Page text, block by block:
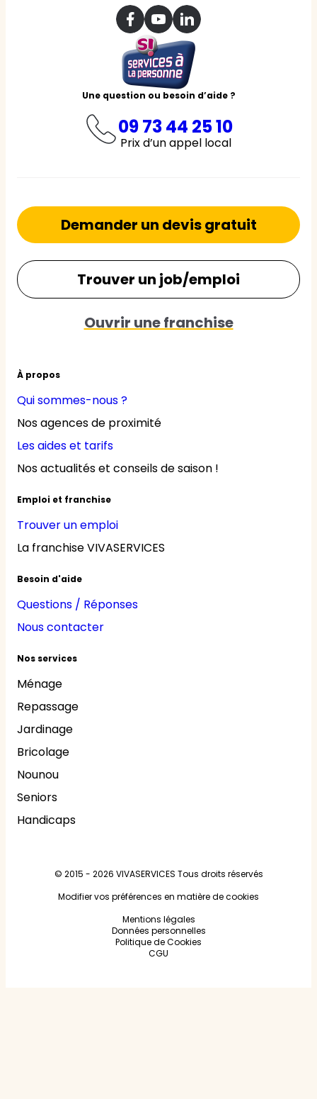
Une question ou besoin d’aide ?
09 73 44 25 10
Prix d’un appel local
À propos
Qui sommes-nous ?
Nos agences de proximité
Les aides et tarifs
Nos actualités et conseils de saison !
Emploi et franchise
Trouver un emploi
La franchise VIVASERVICES
Besoin d'aide
Questions / Réponses
Nous contacter
Nos services
Ménage
Repassage
Jardinage
Bricolage
Nounou
Seniors
Handicaps
Demander un devis gratuit
Trouver un job/emploi
Ouvrir une franchise
© 2015 - 2026 VIVASERVICES Tous droits réservés
Modifier vos préférences en matière de cookies
Mentions légales
Données personnelles
Politique de Cookies
CGU